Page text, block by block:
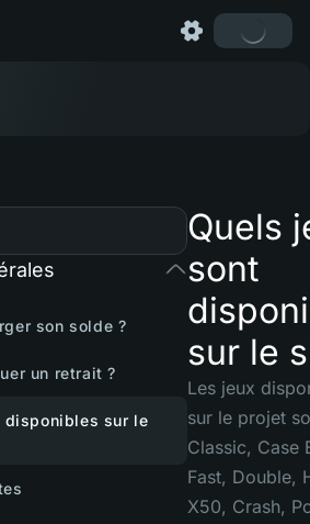
son solde ?
un retrait ?
disponibles sur le
Quels
sont
sur le
Les jeux
sur le projet
Classic, Case
Fast, Double,
X50, Crash,